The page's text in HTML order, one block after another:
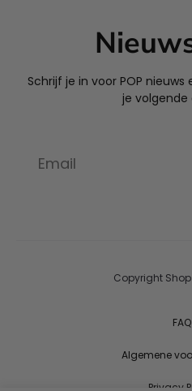
Schrijf je in voor POP
je volgende
Copyright
FAQ
Algemene
Privacy